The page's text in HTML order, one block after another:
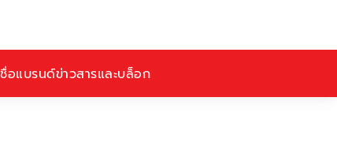
อแบรนด์ข่าวสารและบล็อก